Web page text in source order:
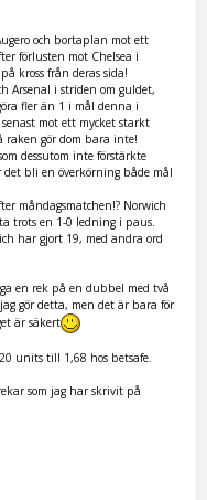
och bortaplan mot ett
förlusten mot Chelsea i
kross från deras sida!
Arsenal i striden om guldet,
fler än 1 i mål denna i
mot ett mycket starkt
raken gör dom bara inte!
dessutom inte förstärkte
det bli en överkörning både mål
måndagsmatchen!? Norwich
trots en 1-0 ledning i paus.
har gjort 19, med andra ord
en rek på en dubbel med två
gör detta, men det är bara för
är säkert
units till 1,68 hos betsafe.
som jag har skrivit på